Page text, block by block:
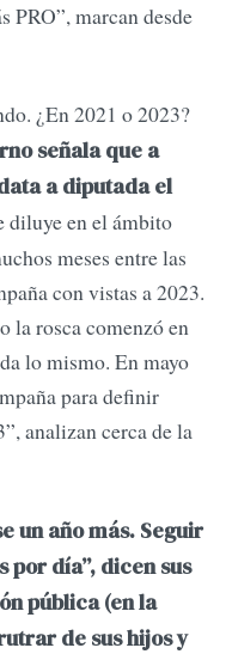
PRO”, marcan desde
¿En 2021 o 2023?
señala que a
a diputada el
diluye en el ámbito
meses entre las
con vistas a 2023.
la rosca comenzó en
lo mismo. En mayo
para definir
analizan cerca de la
un año más. Seguir
por día”, dicen sus
pública (en la
de sus hijos y